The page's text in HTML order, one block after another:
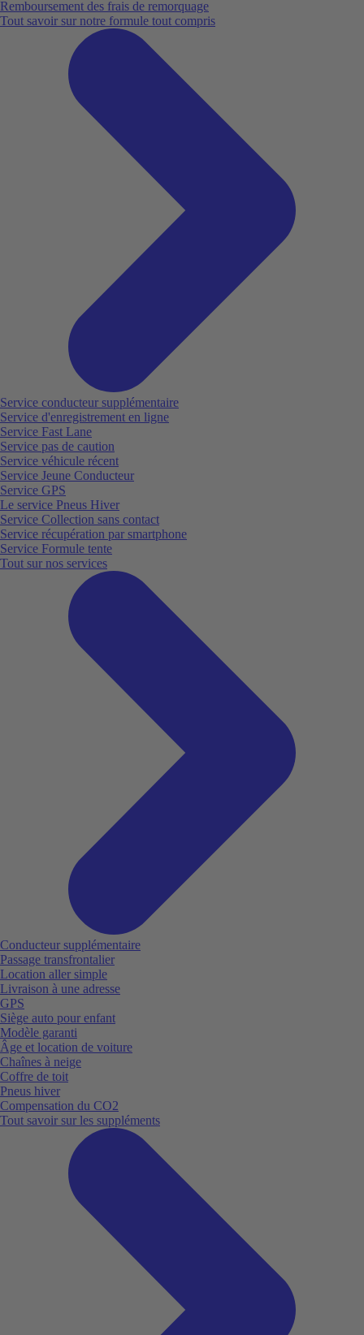
Remboursement des frais de remorquage
Tout savoir sur notre formule tout compris
Service conducteur supplémentaire
Service d'enregistrement en ligne
Service Fast Lane
Service pas de caution
Service véhicule récent
Service Jeune Conducteur
Service GPS
Le service Pneus Hiver
Service Collection sans contact
Service récupération par smartphone
Service Formule tente
Tout sur nos services
Conducteur supplémentaire
Passage transfrontalier
Location aller simple
Livraison à une adresse
GPS
Siège auto pour enfant
Modèle garanti
Âge et location de voiture
Chaînes à neige
Coffre de toit
Pneus hiver
Compensation du CO2
Tout savoir sur les suppléments